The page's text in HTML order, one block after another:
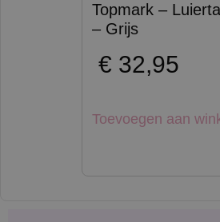
Topmark –
– Grijs
€ 32,95
Toevoegen aan